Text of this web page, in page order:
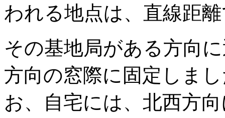
われる地点は、直線距
その基地局がある方向
方向の窓際に固定しま
お、自宅には、北西方